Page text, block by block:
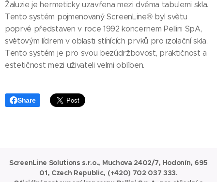
Žaluzie je hermeticky uzavřena mezi dvěma tabulemi skla.
Tento systém pojmenovaný ScreenLine® byl světu
poprvé představen v roce 1992 koncernem Pellini SpA,
světovým lídrem v oblasti stínících prvků pro izolační skla.
Tento systém je pro svou bezúdržbovost, praktičnost a
estetičnost mezi uživateli velmi oblíben.
Share
ScreenLine Solutions s.r.o., Muchova 2402/7, Hodonín, 695
01, Czech Republic, (+420) 702 037 333.